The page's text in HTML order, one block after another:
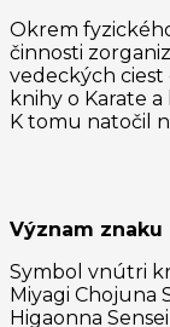
Okrem
činnosti
vedeckých ciest
knihy o Karate
K tomu natočil
Význam znaku
Symbol vnútri
Miyagi Chojuna
Higaonna